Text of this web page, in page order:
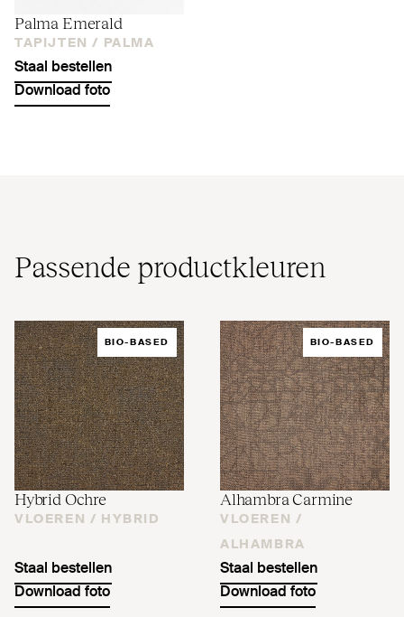
Palma Emerald
TAPIJTEN / PALMA
Staal bestellen
Download foto
Passende pro­duct­kleuren
BIO-BASED
Hybrid Ochre
VLOEREN / HYBRID
Staal bestellen
Download foto
BIO-BASED
Alhambra Carmine
VLOEREN /
ALHAMBRA
Staal bestellen
Download foto